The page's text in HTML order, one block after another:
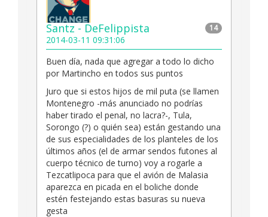
14
Santz - DeFelippista
2014-03-11 09:31:06
Buen día, nada que agregar a todo lo dicho
por Martincho en todos sus puntos
Juro que si estos hijos de mil puta (se llamen
Montenegro -más anunciado no podrías
haber tirado el penal, no lacra?-, Tula,
Sorongo (?) o quién sea) están gestando una
de sus especialidades de los planteles de los
últimos años (el de armar sendos futones al
cuerpo técnico de turno) voy a rogarle a
Tezcatlipoca para que el avión de Malasia
aparezca en picada en el boliche donde
estén festejando estas basuras su nueva
gesta